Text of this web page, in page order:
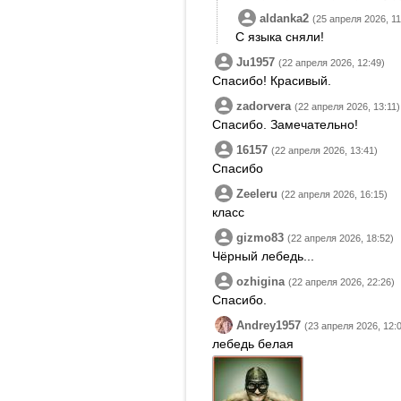
aldanka2 (25 апреля 2026,
С языка сняли!
Ju1957 (22 апреля 2026, 12:49)
Спасибо! Красивый.
zadorvera (22 апреля 2026, 13:11)
Спасибо. Замечательно!
16157 (22 апреля 2026, 13:41)
Спасибо
Zeeleru (22 апреля 2026, 16:15)
класс
gizmo83 (22 апреля 2026, 18:52)
Чёрный лебедь...
ozhigina (22 апреля 2026, 22:26)
Спасибо.
Andrey1957 (23 апреля 2026,
лебедь белая